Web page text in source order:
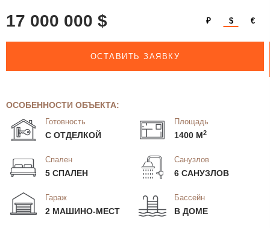
17 000 000 $ ₽ $ €
ОСТАВИТЬ ЗАЯВКУ
ОСОБЕННОСТИ ОБЪЕКТА:
Готовность
С ОТДЕЛКОЙ
Площадь
1400 М2
Спален
5 СПАЛЕН
Санузлов
6 САНУЗЛОВ
Гараж
2 МАШИНО-МЕСТ
Бассейн
В ДОМЕ